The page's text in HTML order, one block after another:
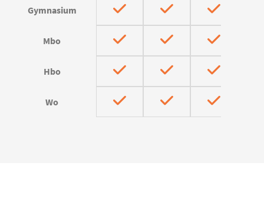
Gymnasium
Mbo
Hbo
Wo